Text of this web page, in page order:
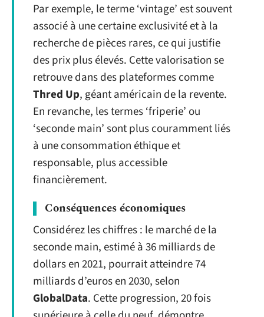
Par exemple, le terme ‘vintage’ est souvent
associé à une certaine exclusivité et à la
recherche de pièces rares, ce qui justifie
des prix plus élevés. Cette valorisation se
retrouve dans des plateformes comme
Thred Up, géant américain de la revente.
En revanche, les termes ‘friperie’ ou
‘seconde main’ sont plus couramment liés
à une consommation éthique et
responsable, plus accessible
financièrement.
Conséquences économiques
Considérez les chiffres : le marché de la
seconde main, estimé à 36 milliards de
dollars en 2021, pourrait atteindre 74
milliards d’euros en 2030, selon
GlobalData. Cette progression, 20 fois